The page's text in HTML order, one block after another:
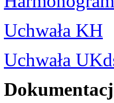
Uchwała KH
Uchwała